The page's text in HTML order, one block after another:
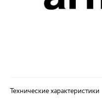
Технические характеристики